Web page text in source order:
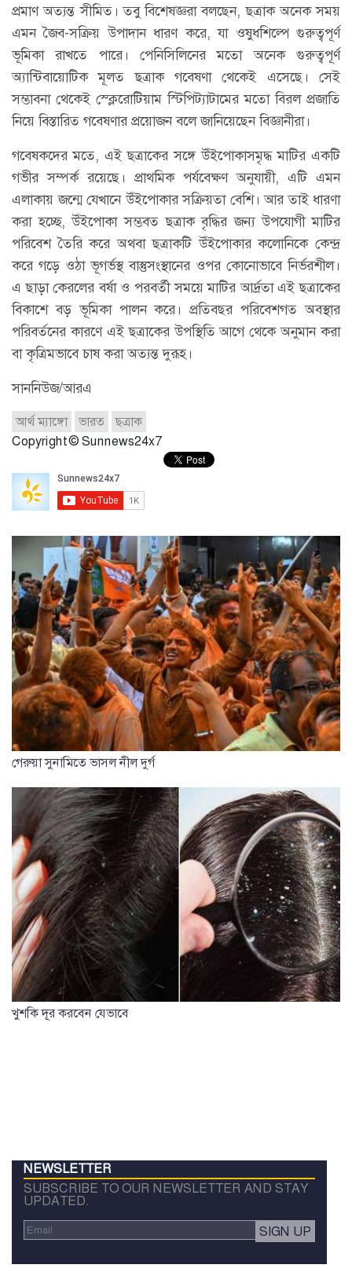
প্রমাণ অত্যন্ত সীমিত। তবু বিশেষজ্ঞরা বলছেন, ছত্রাক অনেক সময়
এমন জৈব-সক্রিয় উপাদান ধারণ করে, যা ওষুধশিল্পে গুরুত্বপূর্ণ
ভূমিকা রাখতে পারে। পেনিসিলিনের মতো অনেক গুরুত্বপূর্ণ
অ্যান্টিবায়োটিক মূলত ছত্রাক গবেষণা থেকেই এসেছে। সেই
সম্ভাবনা থেকেই স্ক্লেরোটিয়াম স্টিপিট্যাটামের মতো বিরল প্রজাতি
নিয়ে বিস্তারিত গবেষণার প্রয়োজন বলে জানিয়েছেন বিজ্ঞানীরা।
গবেষকদের মতে, এই ছত্রাকের সঙ্গে উঁইপোকাসমৃদ্ধ মাটির একটি
গভীর সম্পর্ক রয়েছে। প্রাথমিক পর্যবেক্ষণ অনুযায়ী, এটি এমন
এলাকায় জন্মে যেখানে উঁইপোকার সক্রিয়তা বেশি। আর তাই ধারণা
করা হচ্ছে, উঁইপোকা সম্ভবত ছত্রাক বৃদ্ধির জন্য উপযোগী মাটির
পরিবেশ তৈরি করে অথবা ছত্রাকটি উঁইপোকার কলোনিকে কেন্দ্র
করে গড়ে ওঠা ভূগর্ভস্থ বাস্তুসংস্থানের ওপর কোনোভাবে নির্ভরশীল।
এ ছাড়া কেরলের বর্ষা ও পরবর্তী সময়ে মাটির আর্দ্রতা এই ছত্রাকের
বিকাশে বড় ভূমিকা পালন করে। প্রতিবছর পরিবেশগত অবস্থার
পরিবর্তনের কারণে এই ছত্রাকের উপস্থিতি আগে থেকে অনুমান করা
বা কৃত্রিমভাবে চাষ করা অত্যন্ত দুরূহ।
সাননিউজ/আরএ
আর্থ ম্যাঙ্গো ভারত
ছত্রাক
Copyright © Sunnews24x7
গেরুয়া সুনামিতে ভাসল নীল দুর্গ
খুশকি দূর করবেন যেভাবে
NEWSLETTER
SUBSCRIBE TO OUR NEWSLETTER AND STAY
UPDATED.